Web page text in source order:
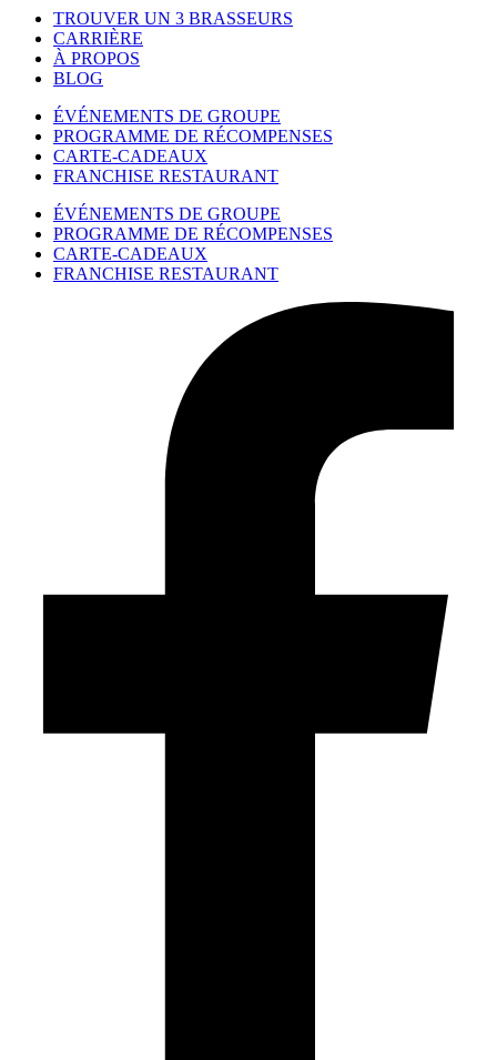
TROUVER UN 3 BRASSEURS
CARRIÈRE
À PROPOS
BLOG
ÉVÉNEMENTS DE GROUPE
PROGRAMME DE RÉCOMPENSES
CARTE-CADEAUX
FRANCHISE RESTAURANT
ÉVÉNEMENTS DE GROUPE
PROGRAMME DE RÉCOMPENSES
CARTE-CADEAUX
FRANCHISE RESTAURANT